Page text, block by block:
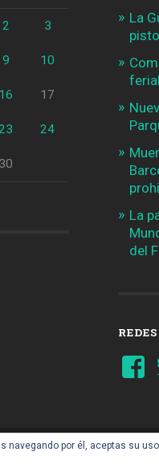
2 3
9 10
16 17
24
30
La
La
del
navegando por él, aceptas su